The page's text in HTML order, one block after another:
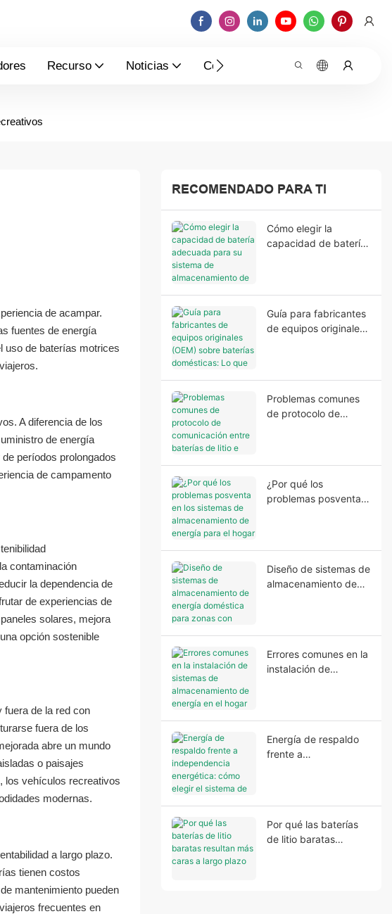
Recurso Noticias Contáctenos
de acampar.
fuentes de energía
uso de baterías motrices
A diferencia de los
de energía
períodos prolongados
de campamento
contaminación
la dependencia de
de experiencias de
solares, mejora
opción sostenible
de la red con
fuera de los
abre un mundo
o paisajes
los vehículos recreativos
modernas.
a largo plazo.
tienen costos
mantenimiento pueden
frecuentes en
RECOMENDADO PARA TI
Cómo elegir la
capacidad de batería
Guía para fabricantes
de equipos originales
que comience la
producción.
Problemas comunes
de protocolo de
¿Por qué los
problemas posventa
antes de la
instalación?
Diseño de sistemas de
almacenamiento de
Errores comunes en la
instalación de
rendimiento y la
seguridad del sistema.
Energía de respaldo
frente a
energía adecuado
para el hogar.
Por qué las baterías
de litio baratas